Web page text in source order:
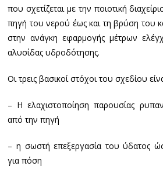
που σχετίζεται με την ποιοτική
πηγή του νερού έως και τη βρύση του
στην ανάγκη εφαρμογής μέτρων
αλυσίδας υδροδότησης.
Οι τρεις βασικοί στόχοι του σχεδίου
– Η ελαχιστοποίηση παρουσίας
από την πηγή
– η σωστή επεξεργασία του ύδατος
για πόση